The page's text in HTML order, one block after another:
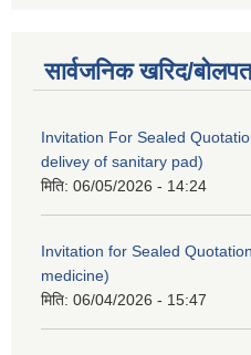
सार्वजनिक खरिद/
Invitation For Sealed
delivey of sanitary pad)
मिति: 06/05/2026 - 14:24
Invitation for Sealed
medicine)
मिति: 06/04/2026 - 15:47